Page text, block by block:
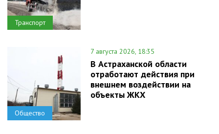
Транспорт
Общество
7 августа 2026, 18:35
В Астраханской области
отработают действия при
внешнем воздействии на
объекты ЖКХ